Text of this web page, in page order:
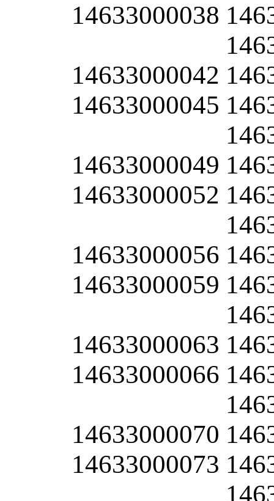
14633000038
14633000042
14633000045
14633000049
14633000052
14633000056
14633000059
14633000063
14633000066
14633000070
14633000073